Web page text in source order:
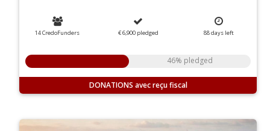
14 CredoFunders € 6,900 pledged 88daysleft
46% pledged
DONATIONS